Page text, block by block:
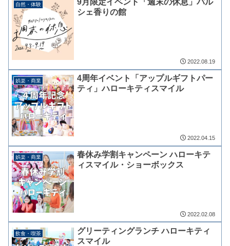
自然・体験
9月限定イベント「週末の休息」パル
シェ香りの館
2022.08.19
娯楽・商業
4周年イベント「アップルギフトパー
ティ」ハローキティスマイル
2022.04.15
娯楽・商業
春休み学割キャンペーン ハローキテ
ィスマイル・ショーボックス
2022.02.08
飲食・喫茶
グリーティングランチ ハローキティ
スマイル